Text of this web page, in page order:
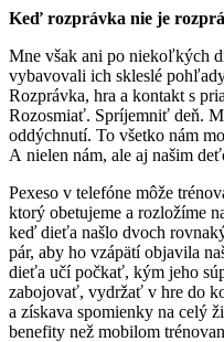
Keď rozprávka nie je
Mne však ani po niekoľkých
vybavovali ich skleslé
Rozprávka, hra a kontakt s
Rozosmiať. Spríjemniť deň.
oddýchnutí. To všetko nám
A nielen nám, ale aj našim
Pexeso v telefóne môže
ktorý obetujeme a rozložíme
keď dieťa našlo dvoch
pár, aby ho vzápätí objavila
dieťa učí počkať, kým jeho
zabojovať, vydržať v hre do
a získava spomienky na celý
benefity než mobilom